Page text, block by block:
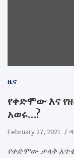
ዜና
የቀድሞው እና
አወሩ…?
February 27, 2021
የቀድሞው ታላቅ አጥቂ